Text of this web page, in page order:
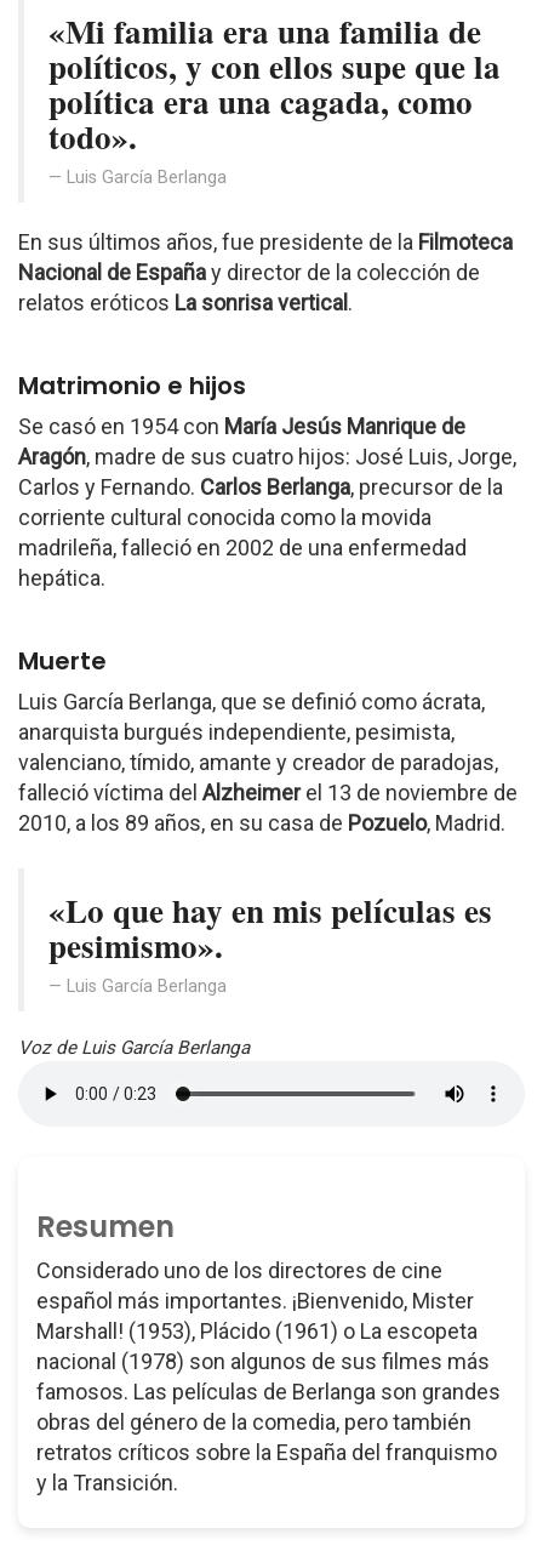
«Mi familia era una familia de
políticos, y con ellos supe que la
política era una cagada, como
todo».
Luis García Berlanga
En sus últimos años, fue presidente de la Filmoteca
Nacional de Españay director de la colección de
relatos eróticos La sonrisa vertical .
Matrimonio e hijos
Se casó en 1954 con María Jesús Manrique de
Aragón, madre de sus cuatro hijos: José Luis, Jorge,
Carlos y Fernando. Carlos Berlanga, precursor de la
corriente cultural conocida como la movida
madrileña, falleció en 2002 de una enfermedad
hepática.
Muerte
Luis García Berlanga, que se definió como ácrata,
anarquista burgués independiente, pesimista,
valenciano, tímido, amante y creador de paradojas,
falleció víctima del Alzheimerel 13 de noviembre de
2010, a los 89 años, en su casa de Pozuelo, Madrid.
«Lo que hay en mis películas es
pesimismo».
Luis García Berlanga
Voz de Luis García Berlanga
Resumen
Considerado uno de los directores de cine
español más importantes. ¡Bienvenido, Mister
Marshall! (1953), Plácido (1961) o La escopeta
nacional (1978) son algunos de sus filmes más
famosos. Las películas de Berlanga son grandes
obras del género de la comedia, pero también
retratos críticos sobre la España del franquismo
y la Transición.